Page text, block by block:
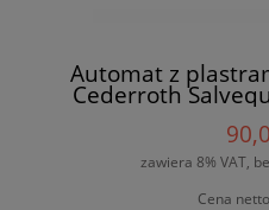
Automat z
Cederroth
zawiera 8% VAT,
Cena